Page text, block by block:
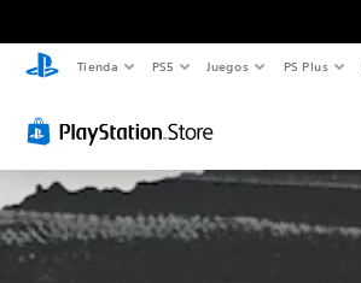
Tienda PS5 Juegos PS Plus